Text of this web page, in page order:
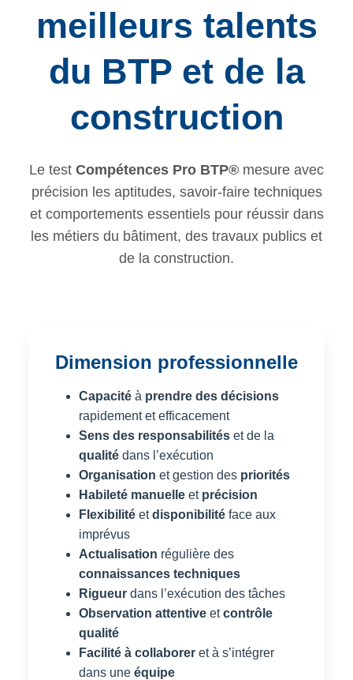
meilleurs talents
du BTP et de la
construction
Le test Compétences Pro BTP® mesure avec
précision les aptitudes, savoir-faire techniques
et comportements essentiels pour réussir dans
les métiers du bâtiment, des travaux publics et
de la construction.
Dimension professionnelle
Capacité à prendre des décisions
rapidement et efficacement
Sens des responsabilités et de la
qualité dans l’exécution
Organisation et gestion des priorités
Habileté manuelle et précision
Flexibilité etdisponibilité face aux
imprévus
Actualisation régulière des
connaissances techniques
Rigueur dans l’exécution des tâches
Observation attentive etcontrôle
qualité
Facilité à collaborer et à s’intégrer
dans une équipe